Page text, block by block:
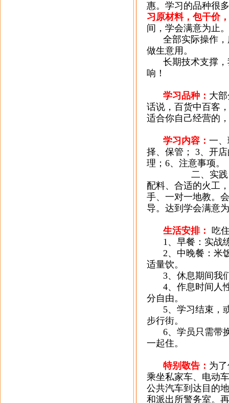
惠。学习的品种很
习原材料，包干价
间，学会满意为止。
全部实际操作
做生意用。
长期技术支撑
响！
学习品种： 大
话说，百货中百客
适合你自己经营的
学习内容： 一
择、保管；
3、开
理； 6、注意事项。
二、实
配料、合适的火工
手、一对一地教。
导。达到学会满意
生活安排： 吃
1、早餐：实战
2、中晚餐：米
适量饮。
3、休息期间我
4、作息时间人
分自由。
5、学习结束，
步行街。
6、学员只需带
一起住。
特别敬告： 为
乘坐私家车、电动
公共汽车到达目的
和派出所警务室。